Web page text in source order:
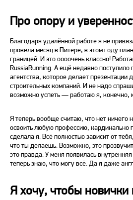
Про опору и
Благодаря удалённой работе я не
провела месяц в Питере, в этом году
границей. И это оооочень классно!
RussiaRunning. А ещё недавно
агентства, которое делает презентации
строительных компаний. И не надо
возможно успеть — работаю я, конечно,
Я теперь вообще считаю, что нет
освоить любую профессию, кардинально
сделала я. Всё полностью зависит от
что ты делаешь. Возможно, это
это правда. У меня появилась
теперь знаю, что могу всё. Да я даже
Я хочу, чтобы новички